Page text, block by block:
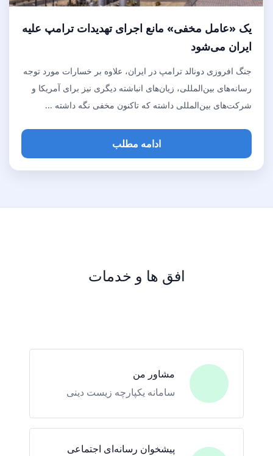
یک «عامل مخفی» مانع اجرای تهدیدات ترامپ علیه
ایران می‌شود
جنگ افروزی دونالد ترامپ در ایران، علاوه بر خسارات مورد توجه
رسانه‌های بین‌المللی، زیان‌های انباشته دیگری نیز برای آمریکا و
شرکت‌های بین‌المللی داشته که تاکنون مخفی نگه داشته ...
ادامه مطلب
افق ها و خدمات
مشاور من
سامانه یکپارچه زیست دینی
پیشخوان رسانه‌ای اجتماعی